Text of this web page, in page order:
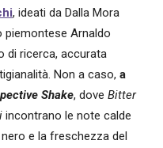
, ideati da Dalla Mora
piemontese Arnaldo
di ricerca, accurata
Non a caso, a
Shake, dove Bitter
incontrano le note calde
e la freschezza del